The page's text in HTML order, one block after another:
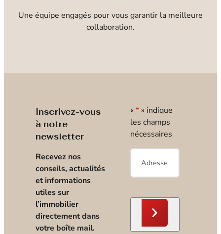
Une équipe engagés pour vous garantir la meilleure
collaboration.
Inscrivez-vous
à notre
newsletter
Recevez nos
conseils, actualités
et informations
utiles sur
l’immobilier
directement dans
votre boîte mail.
« * » indique
les champs
nécessaires
E-
mail*